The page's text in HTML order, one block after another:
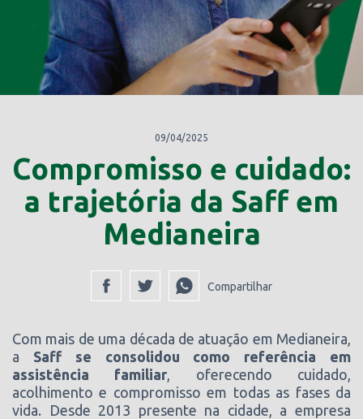
09/04/2025
Compromisso e cuidado:
a trajetória da Saff em
Medianeira
Compartilhar
Com mais de uma década de atuação em Medianeira,
a Saff se consolidou como referência em
assistência familiar, oferecendo cuidado,
acolhimento e compromisso em todas as fases da
vida. Desde 2013 presente na cidade, a empresa